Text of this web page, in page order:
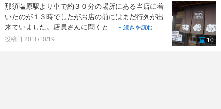
那須塩原駅より車で約３０分の場所にある当店に着
いたのが１３時でしたがお店の前にはまだ行列が出
来ていました。店員さんに聞くと
続きを読む
投稿日:2018/10/19
10